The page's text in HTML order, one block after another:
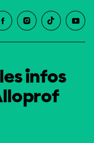
infos